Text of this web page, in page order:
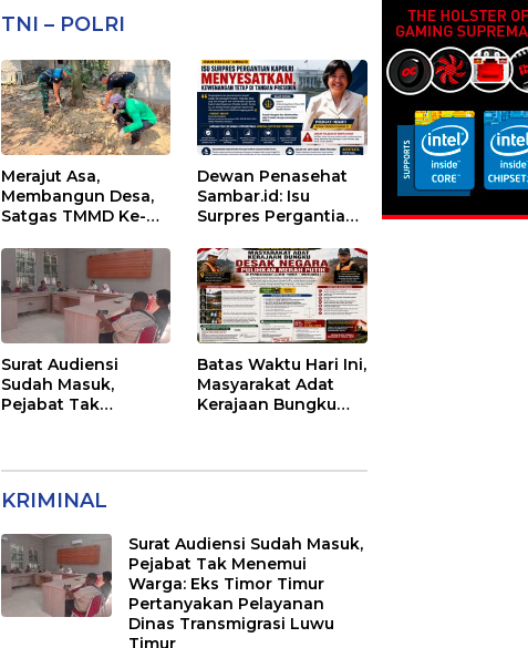
TNI – POLRI
Merajut Asa,
Membangun Desa,
Satgas TMMD Ke-
Pengurukan
Sasaran 5
Dewan Penasehat
Sambar.id: Isu
Surpres Pergantian
Menyesatkan,
Kewenangan Mutlak
di Tangan Presiden
Surat Audiensi
Sudah Masuk,
Pejabat Tak
Transmigrasi Luwu
Batas Waktu Hari Ini,
Masyarakat Adat
Kerajaan Bungku
KRIMINAL
Surat Audiensi Sudah Masuk,
Pejabat Tak Menemui
Warga: Eks Timor Timur
Pertanyakan Pelayanan
Dinas Transmigrasi Luwu
Timur